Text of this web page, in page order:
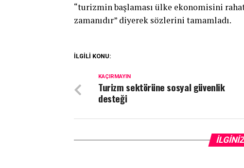
“turizmin başlaması ülke ekonomisini
zamanıdır” diyerek sözlerini tamamladı.
İLGİLİ KONU:
KAÇIRMAYIN
Turizm sektörüne sosyal güvenlik
desteği